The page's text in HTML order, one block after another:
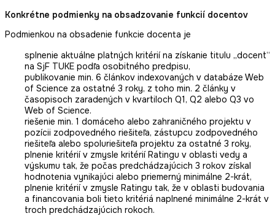
Konkrétne podmienky na obsadzovanie funkcií docentov
Podmienkou na obsadenie funkcie docenta je
splnenie aktuálne platných kritérií na získanie titulu „docent“
na SjF TUKE podľa osobitného predpisu,
publikovanie min. 6 článkov indexovaných v databáze Web
of Science za ostatné 3 roky, z toho min. 2 články v
časopisoch zaradených v kvartiloch Q1, Q2 alebo Q3 vo
Web of Science.
riešenie min. 1 domáceho alebo zahraničného projektu v
pozícii zodpovedného riešiteľa, zástupcu zodpovedného
riešiteľa alebo spoluriešiteľa projektu za ostatné 3 roky,
plnenie kritérií v zmysle kritérií Ratingu v oblasti vedy a
výskumu tak, že počas predchádzajúcich 3 rokov získal
hodnotenia vynikajúci alebo priemerný minimálne 2-krát,
plnenie kritérií v zmysle Ratingu tak, že v oblasti budovania
a financovania boli tieto kritériá naplnené minimálne 2-krát v
troch predchádzajúcich rokoch.